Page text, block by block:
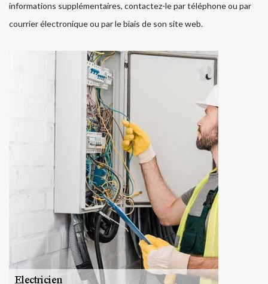
informations supplémentaires, contactez-le par téléphone ou par
courrier électronique ou par le biais de son site web.